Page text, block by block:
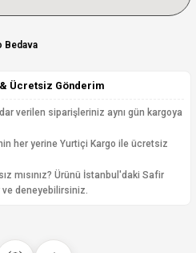
Bedava
& Ücretsiz Gönderim
verilen siparişleriniz aynı gün kargoya
her yerine Yurtiçi Kargo ile ücretsiz
mısınız? Ürünü İstanbul'daki Safir
ve deneyebilirsiniz.